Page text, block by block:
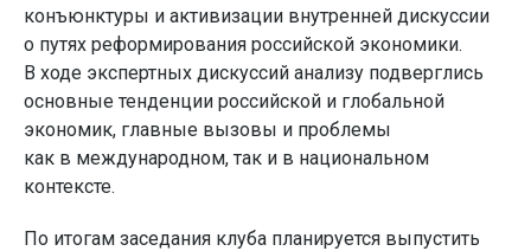
конъюнктуры и активизации внутренней дискуссии
о путях реформирования российской экономики.
В ходе экспертных дискуссий анализу подверглись
основные тенденции российской и глобальной
экономик, главные вызовы и проблемы
как в международном, так и в национальном
контексте.
По итогам заседания клуба планируется выпустить